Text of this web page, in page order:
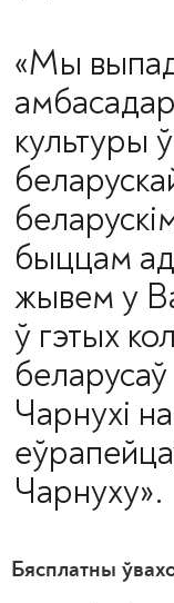
«Мы
культуры
быццам
жывем у
ў гэтых
Чарнухі
Чарнуху».
Бясплатны